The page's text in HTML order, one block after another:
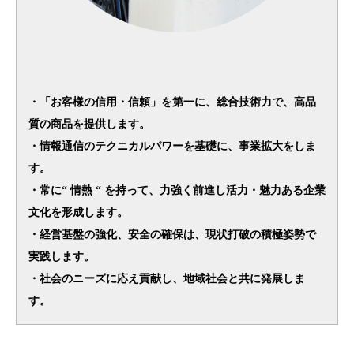
・「お客様の信用・信頼」を第一に、総合技術力で、高品
質の商品を提供します。
・情報通信のテクニカルパワーを基礎に、事業拡大をしま
す。
・常に“ 情熱 “ を持って、力強く前進し活力・魅力ある企業
文化を形成します。
・経営基盤の強化、安全の確保は、現状打破の積極姿勢で
実践します。
・社会のニーズに応え貢献し、地域社会と共に発展しま
す。